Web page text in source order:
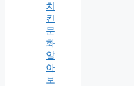
치
킨
문
화
알
아
보